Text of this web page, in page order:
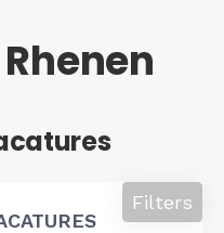
Filters